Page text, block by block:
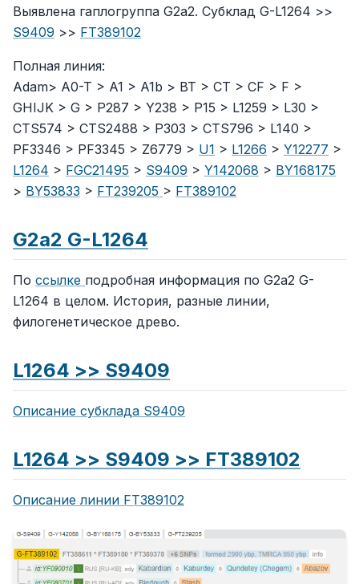
Выявлена гаплогруппа G2a2. Субклад G-L1264 >>
S9409 >> FT389102
Полная линия:
Adam> A0-T > A1 > A1b > BT > CT > CF > F >
GHIJK > G > P287 > Y238 > P15 > L1259 > L30 >
CTS574 > CTS2488 > P303 > CTS796 > L140 >
PF3346 > PF3345 > Z6779 > U1 > L1266 > Y12277 >
L1264 > FGC21495 > S9409 > Y142068 > BY168175
> BY53833 > FT239205 > FT389102
G2a2 G-L1264
По ссылке подробная информация по G2a2 G-
L1264 в целом. История, разные линии,
филогенетическое древо.
L1264 >> S9409
Описание субклада S9409
L1264 >> S9409 >> FT389102
Описание линии FT389102